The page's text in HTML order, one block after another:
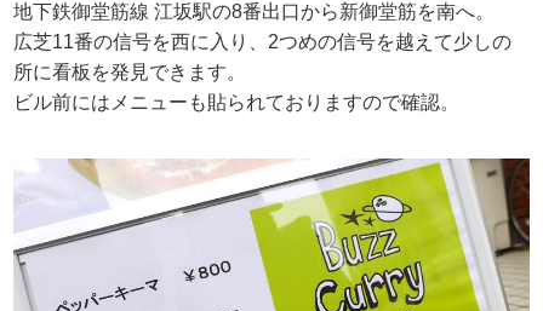
地下鉄御堂筋線 江坂駅の8番出口から新御堂筋を南へ。
広芝11番の信号を西に入り、2つめの信号を越えて少しの
所に看板を発見できます。
ビル前にはメニューも貼られておりますので確認。